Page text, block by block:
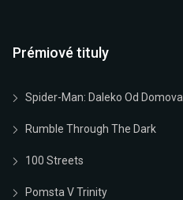
Prémiové tituly
Spider-Man: Daleko Od Domova
Rumble Through The Dark
100 Streets
Pomsta V Trinity